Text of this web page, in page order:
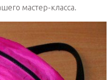
мастер-класса.